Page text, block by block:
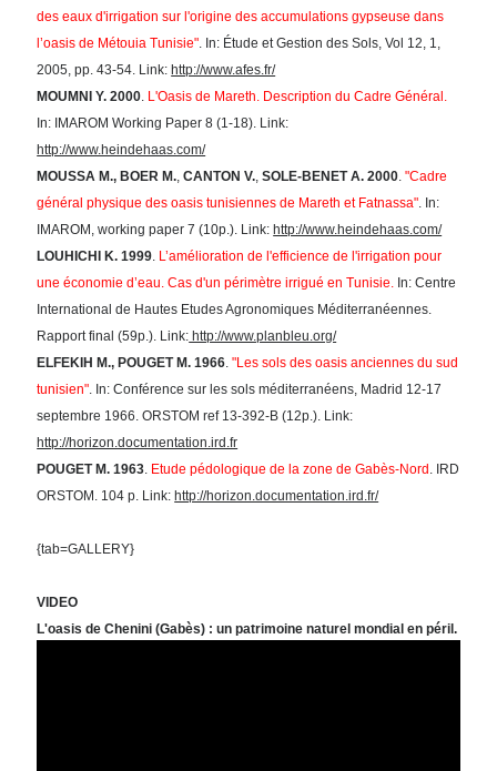
des eaux d'irrigation sur l'origine des accumulations gypseuse dans
l’oasis de Métouia Tunisie". In: Étude et Gestion des Sols, Vol 12, 1,
2005, pp. 43-54. Link: http://www.afes.fr/
MOUMNI Y. 2000. L'Oasis de Mareth. Description du Cadre Général.
In: IMAROM Working Paper 8 (1-18). Link:
http://www.heindehaas.com/
MOUSSA M., BOER M.,CANTON V.,SOLE-BENET A. 2000."Cadre
général physique des oasis tunisiennes de Mareth et Fatnassa". In:
IMAROM, working paper 7 (10p.). Link: http://www.heindehaas.com/
LOUHICHI K. 1999. L’amélioration de l'efficience de l'irrigation pour
une économie d’eau. Cas d'un périmètre irrigué en Tunisie. In: Centre
International de Hautes Etudes Agronomiques Méditerranéennes.
Rapport final (59p.). Link: http://www.planbleu.org/
ELFEKIH M., POUGET M. 1966."Les sols des oasis anciennes du sud
tunisien". In: Conférence sur les sols méditerranéens, Madrid 12-17
septembre 1966. ORSTOM ref 13-392-B (12p.). Link:
http://horizon.documentation.ird.fr
POUGET M. 1963. Etude pédologique de la zone de Gabès-Nord . IRD
ORSTOM. 104 p. Link: http://horizon.documentation.ird.fr/
{tab=GALLERY}
VIDEO
L'oasis de Chenini (Gabès) : un patrimoine naturel mondial en péril.